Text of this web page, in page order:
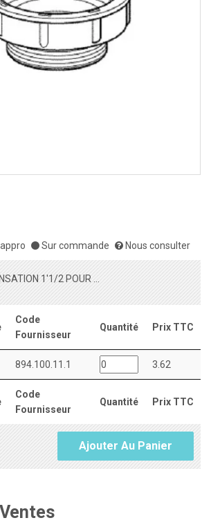
Sur commande Nous consulter
BAGUE DE COMPENSATION 1'1/2 POUR SIPHON EVIER 111821
Code
Fournisseur
Quantité Prix TTC
Code
Fournisseur
Quantité Prix TTC
894.100.11.1 3.62
Ajouter Au Panier